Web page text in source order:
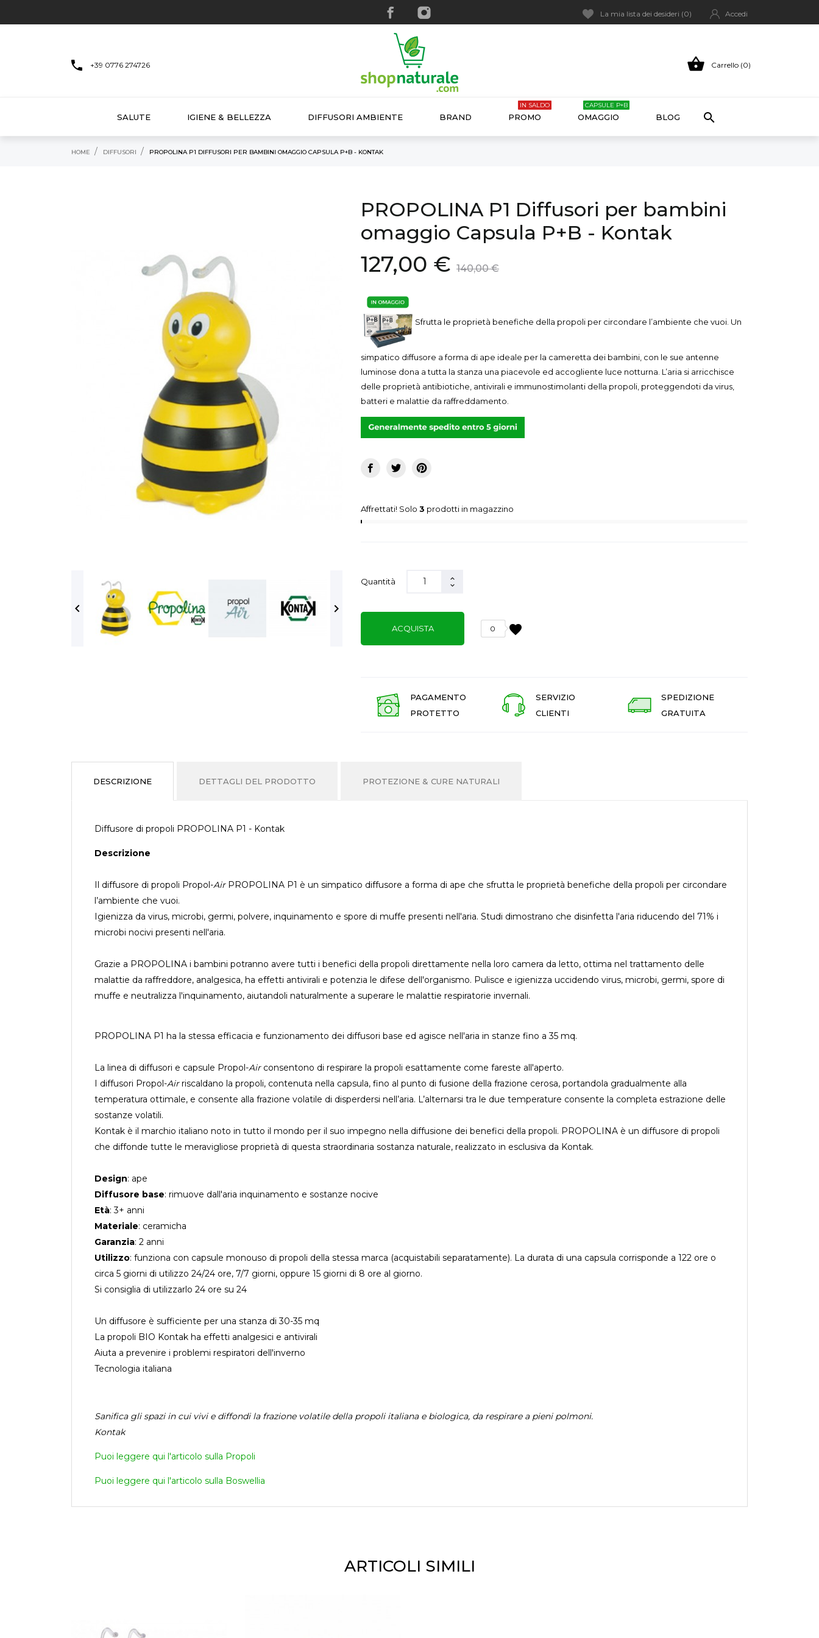
La mia lista dei desideri (0) Accedi
+39 0776 274726  Carrello (0)
SALUTE IGIENE & BELLEZZA DIFFUSORI AMBIENTE BRAND PROMO
IN SALDO
OMAGGIO
CAPSULE P+B
BLOG 
HOME DIFFUSORI PROPOLINA P1 DIFFUSORI PER BAMBINI OMAGGIO CAPSULA P+B - KONTAK
 
PROPOLINA P1 Diffusori per bambini
omaggio Capsula P+B - Kontak
127,00 € 140,00 €
Sfrutta le proprietà benefiche della propoli per circondare l’ambiente che vuoi. Un
simpatico diffusore a forma di ape ideale per la cameretta dei bambini, con le sue antenne
luminose dona a tutta la stanza una piacevole ed accogliente luce notturna. L’aria si arricchisce
delle proprietà antibiotiche, antivirali e immunostimolanti della propoli, proteggendoti da virus,
batteri e malattie da raffreddamento.
Affrettati! Solo 3 prodotti in magazzino
Quantità
ACQUISTA favorite
0
PAGAMENTO
PROTETTO
SERVIZIO
CLIENTI
SPEDIZIONE
GRATUITA
DESCRIZIONE DETTAGLI DEL PRODOTTO PROTEZIONE & CURE NATURALI
Diffusore di propoli PROPOLINA P1 - Kontak
Descrizione
Il diffusore di propoli Propol-AirPROPOLINA P1 è un simpatico diffusore a forma di ape che sfrutta le proprietà benefiche della propoli per circondare
l’ambiente che vuoi.
Igienizza da virus, microbi, germi, polvere, inquinamento e spore di muffe presenti nell'aria. Studi dimostrano che disinfetta l'aria riducendo del 71% i
microbi nocivi presenti nell'aria.
Grazie a PROPOLINA i bambini potranno avere tutti i benefici della propoli direttamente nella loro camera da letto, ottima nel trattamento delle
malattie da raffreddore, analgesica, ha effetti antivirali e potenzia le difese dell'organismo. Pulisce e igienizza uccidendo virus, microbi, germi, spore di
muffe e neutralizza l'inquinamento, aiutandoli naturalmente a superare le malattie respiratorie invernali.
PROPOLINA P1 ha la stessa efficacia e funzionamento dei diffusori base ed agisce nell'aria in stanze fino a 35 mq.
La linea di diffusori e capsule Propol-Airconsentono di respirare la propoli esattamente come fareste all'aperto.
I diffusori Propol-Airriscaldano la propoli, contenuta nella capsula, fino al punto di fusione della frazione cerosa, portandola gradualmente alla
temperatura ottimale, e consente alla frazione volatile di disperdersi nell’aria. L’alternarsi tra le due temperature consente la completa estrazione delle
sostanze volatili.
Kontak è il marchio italiano noto in tutto il mondo per il suo impegno nella diffusione dei benefici della propoli. PROPOLINA è un diffusore di propoli
che diffonde tutte le meravigliose proprietà di questa straordinaria sostanza naturale, realizzato in esclusiva da Kontak.
Design: ape
Diffusore base: rimuove dall'aria inquinamento e sostanze nocive
Età: 3+ anni
Materiale: ceramicha
Garanzia: 2 anni
Utilizzo: funziona con capsule monouso di propoli della stessa marca (acquistabili separatamente). La durata di una capsula corrisponde a 122 ore o
circa 5 giorni di utilizzo 24/24 ore, 7/7 giorni, oppure 15 giorni di 8 ore al giorno.
Si consiglia di utilizzarlo 24 ore su 24
Un diffusore è sufficiente per una stanza di 30-35 mq
La propoli BIO Kontak ha effetti analgesici e antivirali
Aiuta a prevenire i problemi respiratori dell'inverno
Tecnologia italiana
Sanifica gli spazi in cui vivi e diffondi la frazione volatile della propoli italiana e biologica, da respirare a pieni polmoni.
Kontak
Puoi leggere qui l'articolo sulla Propoli
Puoi leggere qui l'articolo sulla Boswellia
ARTICOLI SIMILIANTEPRIMA